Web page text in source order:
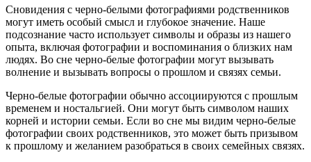
Сновидения с черно-белыми фотографиями родственников
могут иметь особый смысл и глубокое значение. Наше
подсознание часто использует символы и образы из нашего
опыта, включая фотографии и воспоминания о близких нам
людях. Во сне черно-белые фотографии могут вызывать
волнение и вызывать вопросы о прошлом и связях семьи.
Черно-белые фотографии обычно ассоциируются с прошлым
временем и ностальгией. Они могут быть символом наших
корней и истории семьи. Если во сне мы видим черно-белые
фотографии своих родственников, это может быть призывом
к прошлому и желанием разобраться в своих семейных связях.